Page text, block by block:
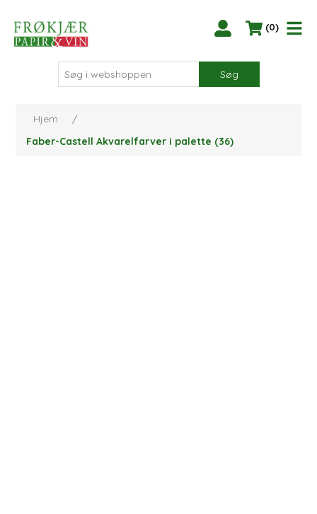
(0)
Søg
Hjem
/
Faber-Castell Akvarelfarver i palette (36)